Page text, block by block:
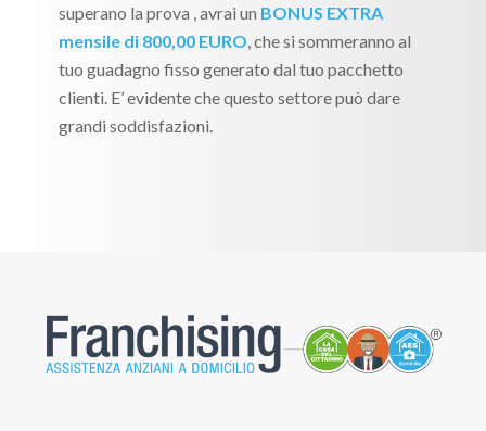
superano la prova , avrai un BONUS EXTRA
mensile di 800,00 EURO , che si sommeranno al
tuo guadagno fisso generato dal tuo pacchetto
clienti. E’ evidente che questo settore può dare
grandi soddisfazioni.